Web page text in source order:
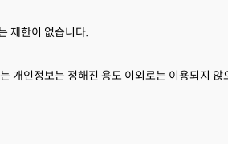
는 회원가입 및 재난안전데이터 공유 플랫폼
제한이 없습니다.
개인정보는 정해진 용도 이외로는 이용되지 않